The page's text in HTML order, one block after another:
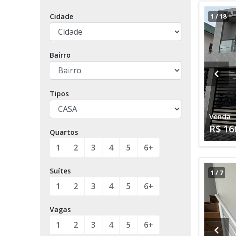
Cidade
Bairro
Tipos
Quartos
1 2 3 4 5 6+
Suítes
1 2 3 4 5 6+
Vagas
1 2 3 4 5 6+
1 /18
Venda
R$
1/ 7